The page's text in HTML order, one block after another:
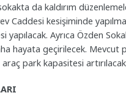
da kaldırım
Caddesi kesişiminde
Ayrıca Özden
hayata geçirilecek. Mevcut
park kapasitesi